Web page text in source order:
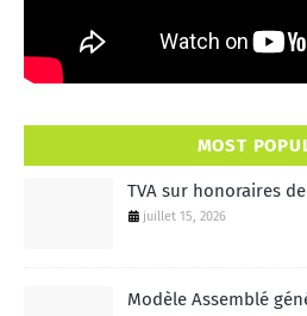
MOST
TVA sur honoraires
juillet 15, 2026
Modèle Assemblé